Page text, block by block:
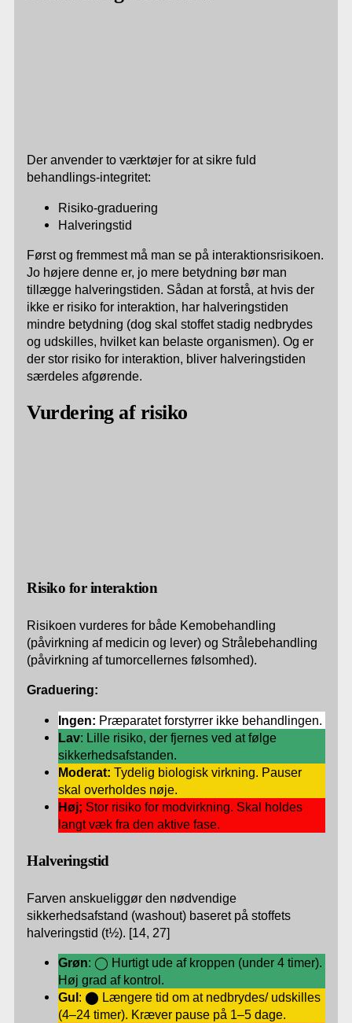
Der anvender to værktøjer for at sikre fuld
behandlings-integritet:
Risiko-graduering
Halveringstid
Først og fremmest må man se på interaktionsrisikoen.
Jo højere denne er, jo mere betydning bør man
tillægge halveringstiden. Sådan at forstå, at hvis der
ikke er risiko for interaktion, har halveringstiden
mindre betydning (dog skal stoffet stadig nedbrydes
og udskilles, hvilket kan belaste organismen). Og er
der stor risiko for interaktion, bliver halveringstiden
særdeles afgørende.
Vurdering af risiko
Risiko for interaktion
Risikoen vurderes for både Kemobehandling
(påvirkning af medicin og lever) og Strålebehandling
(påvirkning af tumorcellernes følsomhed).
Graduering:
Ingen: Præparatet forstyrrer ikke behandlingen.
Lav: Lille risiko, der fjernes ved at følge
sikkerhedsafstanden.
Moderat:Tydelig biologisk virkning. Pauser
skal overholdes nøje.
Høj; Stor risiko for modvirkning. Skal holdes
langt væk fra den aktive fase.
Halveringstid
Farven anskueliggør den nødvendige
sikkerhedsafstand (washout) baseret på stoffets
halveringstid (t½). [14, 27]
Grøn: ◯ Hurtigt ude af kroppen (under 4 timer).
Høj grad af kontrol.
Gul : ⬤ Længere tid om at nedbrydes/ udskilles
(4–24 timer). Kræver pause på 1–5 dage.